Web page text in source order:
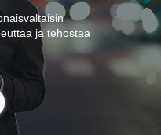
ja tehostaa